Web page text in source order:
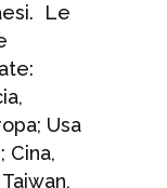
Le
Usa
Cina,